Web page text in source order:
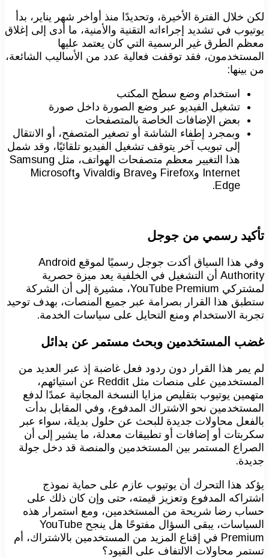
لكن خلال الفترة الأخيرة، وتحديدًا منذ أواخر شهر يناير، بدأ
يوتيوب في تشديد إجراءاته التقنية والأمنية، ما أدى إلى إغلاق
معظم الطرق غير الرسمية التي كان يعتمد عليها
المستخدمون، فقد توقفت فعالية عدد من الأساليب الشائعة،
من بينها:
استخدام وضع سطح المكتب
تشغيل الفيديو عبر وضع الصورة داخل صورة
بعض الإضافات الخاصة بالمتصفحات
وبمجرد إطفاء الشاشة أو تصغير المتصفح، أو الانتقال
إلى تبويب آخر يتوقف تشغيل الفيديو تلقائيًا، وقد شمل
هذا التغيير معظم متصفحات الهواتف، مثل Samsung
Internet وFirefox وBrave وVivaldi وMicrosoft
Edge.
تأكيد رسمي من جوجل
وفي هذا السياق أكدت جوجل رسميًا لموقع Android
Authority أن التشغيل في الخلفية يعد ميزة حصرية
لمشتركي YouTube Premium، مشيرة إلى أن الشركة
ستطبق هذا القرار بصرامة عبر جميع المنصات، بهدف توحيد
تجربة الاستخدام ومنع التحايل على سياسات الخدمة.
غضب المستخدمين وبحث مستمر عن بدائل
لم يمر هذا القرار دون ردود فعل غاضبة إذ عبر العديد من
المستخدمين على منصات مثل Reddit عن استيائهم،
متهمين يوتيوب بتقليص مزايا النسخة المجانية عمدًا لدفع
المستخدمين نحو الاشتراك المدفوع، وفي المقابل بدأت
بالفعل محاولات جديدة للبحث عن حلول بديلة، سواء عبر
سكربتات أو إضافات أو تطبيقات معدلة، ما يشير إلى أن
الصراع المستمر بين المستخدمين والمنصة قد دخل جولة
جديدة.
يؤكد هذا التحرك أن يوتيوب عازم على حماية نموذج
اشتراكه المدفوع وتعزيز قيمته، حتى وإن كان ذلك على
حساب رضا شريحة من المستخدمين، ومع استمرار هذه
السياسات، يبقى السؤال مفتوحًا هل ينجح YouTube
Premium في إقناع المزيد من المستخدمين بالاشتراك، أم
تستمر محاولات الالتفاف على القيود؟